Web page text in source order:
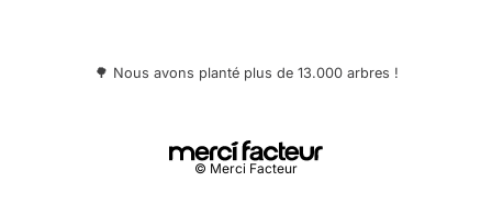
🌳 Nous avons planté plus de 13.000 arbres !
© Merci Facteur